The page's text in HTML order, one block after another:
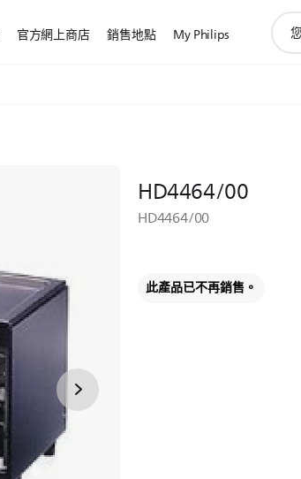
官方網上商店 銷售地點 My Philips
HD4464/00
HD4464/00
此產品已不再銷售。